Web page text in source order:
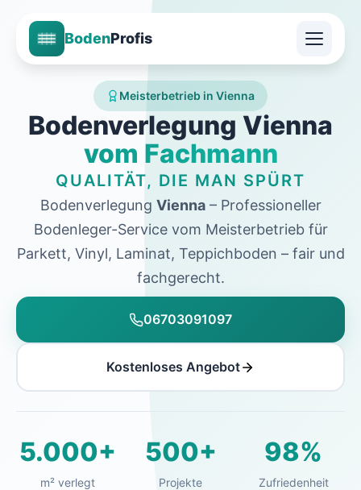
BodenProfis
Meisterbetrieb in Vienna
Bodenverlegung Vienna
vom Fachmann
QUALITÄT, DIE MAN SPÜRT
Bodenverlegung Vienna– Professioneller
Bodenleger-Service vom Meisterbetrieb für
Parkett, Vinyl, Laminat, Teppichboden – fair und
fachgerecht.
06703091097
Kostenloses Angebot
5.000+
m² verlegt
500+
Projekte
98%
Zufriedenheit